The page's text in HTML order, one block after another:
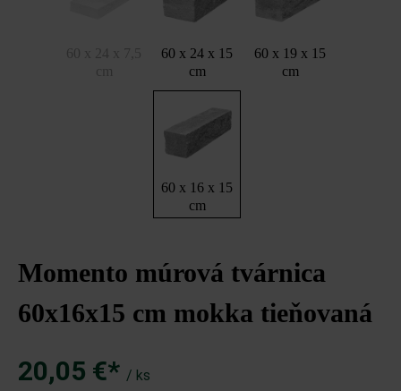
60 x 24 x 15
cm
60 x 19 x 15
cm
60 x 16 x 15
cm
Momento múrová tvárnica
60x16x15 cm mokka tieňovaná
20,05 €* / ks